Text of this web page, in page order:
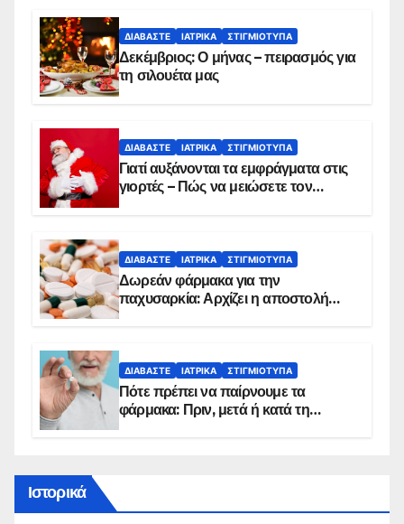
ΔΙΑΒΆΣΤΕ ΙΑΤΡΙΚΆ ΣΤΙΓΜΙΌΤΥΠΑ
Δεκέμβριος: Ο μήνας – πειρασμός για
τη σιλουέτα μας
ΔΙΑΒΆΣΤΕ ΙΑΤΡΙΚΆ ΣΤΙΓΜΙΌΤΥΠΑ
Γιατί αυξάνονται τα εμφράγματα στις
γιορτές – Πώς να μειώσετε τον
ΔΙΑΒΆΣΤΕ ΙΑΤΡΙΚΆ ΣΤΙΓΜΙΌΤΥΠΑ
Δωρεάν φάρμακα για την
παχυσαρκία: Αρχίζει η αποστολή
ΔΙΑΒΆΣΤΕ ΙΑΤΡΙΚΆ ΣΤΙΓΜΙΌΤΥΠΑ
Πότε πρέπει να παίρνουμε τα
φάρμακα: Πριν, μετά ή κατά τη
Ιστορικά